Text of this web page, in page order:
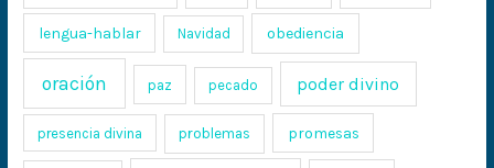
lengua-hablar Navidad obediencia
oración paz pecado poder divino
presencia divina problemas promesas